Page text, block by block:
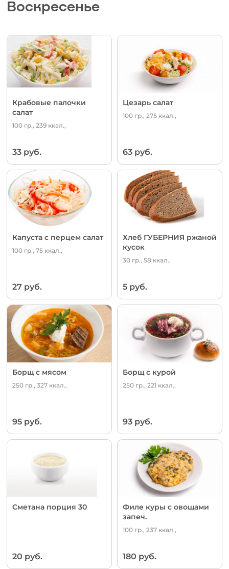
Воскресенье
Крабовые палочки
салат
100 гр., 239 ккал.,
33 руб.
Цезарь салат
100 гр., 275 ккал.,
63 руб.
Капуста с перцем салат
100 гр., 75 ккал.,
27 руб.
Хлеб ГУБЕРНИЯ ржаной
кусок
30 гр., 58 ккал.,
5 руб.
Борщ с мясом
250 гр., 327 ккал.,
95 руб.
Борщ с курой
250 гр., 221 ккал.,
93 руб.
Сметана порция 30
20 руб.
Филе куры с овощами
запеч.
100 гр., 237 ккал.,
180 руб.